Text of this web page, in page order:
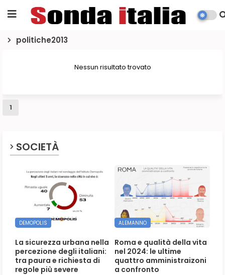
politiche2013
Nessun risultato trovato
1
SOCIETÀ
DEMOPOLIS
La sicurezza urbana nella
percezione degli italiani:
tra paura e richiesta di
regole più severe
ALEMANNO
Roma e qualità della vita
nel 2024: le ultime
quattro amministraizoni
a confronto